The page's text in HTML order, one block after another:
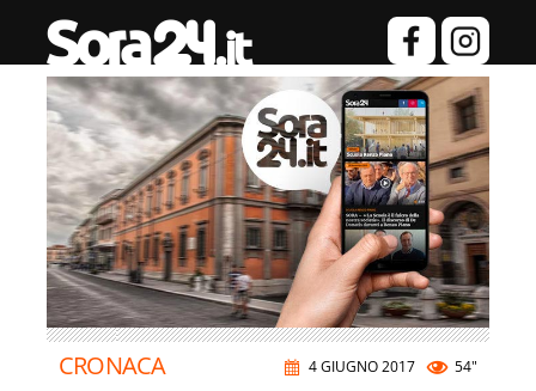
4 GIUGNO 2017 54"
CRONACA